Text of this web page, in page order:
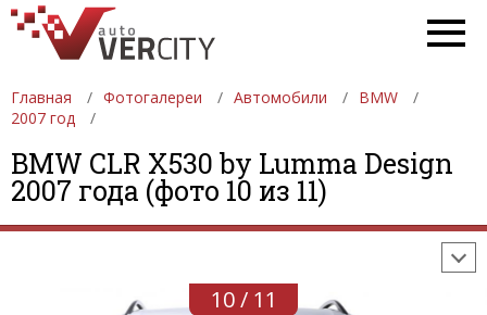
Главная Фотогалереи Автомобили
BMW
2007 год
BMW CLR X530 by Lumma Design
2007 года (фото 10 из 11)
ФОТОГАЛЕРЕИ АВТОМОБИЛИ
ДЕВУШКИ
АВТОСАЛОНЫ
ФОРМУЛА-1
10 / 11